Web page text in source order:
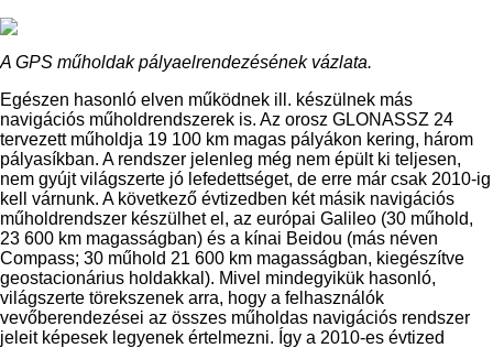
A GPS műholdak pályaelrendezésének vázlata.
Egészen hasonló elven működnek ill. készülnek más
navigációs műholdrendszerek is. Az orosz GLONASSZ 24
tervezett műholdja 19 100 km magas pályákon kering, három
pályasíkban. A rendszer jelenleg még nem épült ki teljesen,
nem gyújt világszerte jó lefedettséget, de erre már csak 2010-ig
kell várnunk. A következő évtizedben két másik navigációs
műholdrendszer készülhet el, az európai Galileo (30 műhold,
23 600 km magasságban) és a kínai Beidou (más néven
Compass; 30 műhold 21 600 km magasságban, kiegészítve
geostacionárius holdakkal). Mivel mindegyikük hasonló,
világszerte törekszenek arra, hogy a felhasználók
vevőberendezései az összes műholdas navigációs rendszer
jeleit képesek legyenek értelmezni. Így a 2010-es évtized